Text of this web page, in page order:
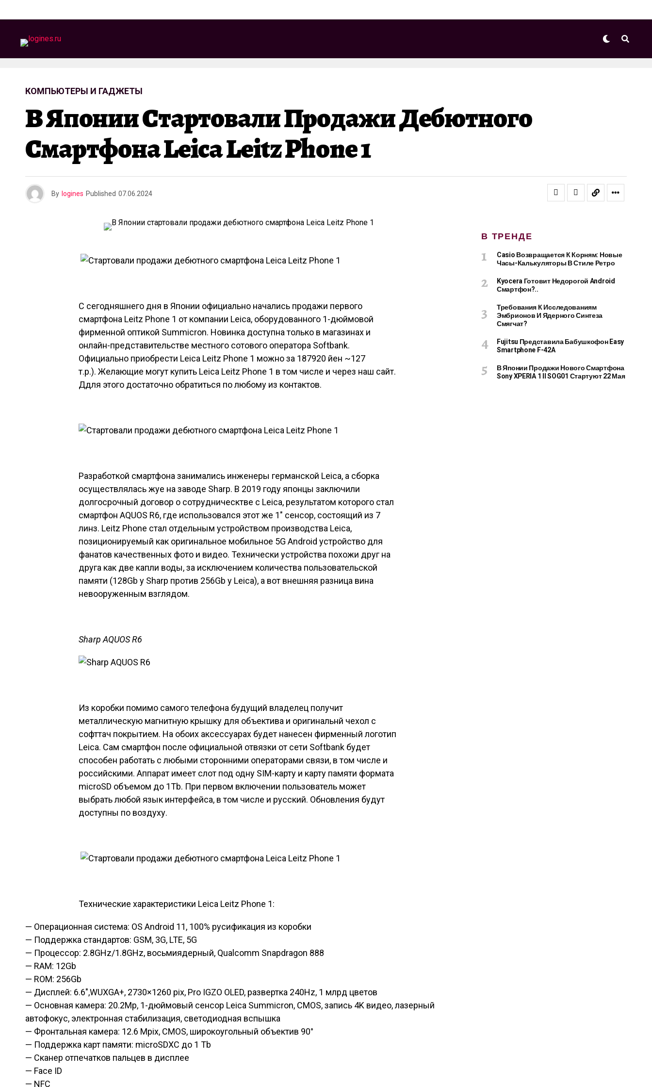
КОМПЬЮТЕРЫ И ГАДЖЕТЫ
В Японии Стартовали Продажи Дебютного
Смартфона Leica Leitz Phone 1
By logines Published 07.06.2024
С сегодняшнего дня в Японии официально начались продажи первого
смартфона Leitz Phone 1 от компании Leica, оборудованного 1-дюймовой
фирменной оптикой Summicron. Новинка доступна только в магазинах и
онлайн-представительстве местного сотового оператора Softbank.
Официально приобрести Leica Leitz Phone 1 можно за 187920 йен ~127
т.р.). Желающие могут купить Leica Leitz Phone 1 в том числе и через наш сайт.
Ддля этого достаточно обратиться по любому из контактов.
Разработкой смартфона занимались инженеры германской Leica, а сборка
осуществлялась жуе на заводе Sharp. В 2019 году японцы заключили
долгосрочный договор о сотрудническтве с Leica, результатом которого стал
смартфон AQUOS R6, где использовался этот же 1″ сенсор, состоящий из 7
линз. Leitz Phone стал отдельным устройством производства Leica,
позиционируемый как оригинальное мобильное 5G Android устройство для
фанатов качественных фото и видео. Технически устройства похожи друг на
друга как две капли воды, за исключением количества пользовательской
памяти (128Gb у Sharp против 256Gb у Leica), а вот внешняя разница вина
невооруженным взглядом.
Sharp AQUOS R6
Из коробки помимо самого телефона будущий владелец получит
металлическую магнитную крышку для объектива и оригинальнй чехол с
софттач покрытием. На обоих аксессуарах будет нанесен фирменный логотип
Leica. Сам смартфон после официальной отвязки от сети Softbank будет
способен работать с любыми сторонними операторами связи, в том числе и
российскими. Аппарат имеет слот под одну SIM-карту и карту памяти формата
microSD объемом до 1Tb. При первом включении пользователь может
выбрать любой язык интерфейса, в том числе и русский. Обновления будут
доступны по воздуху.
Технические характеристики Leica Leitz Phone 1:
— Операционная система: OS Android 11, 100% русификация из коробки
— Поддержка стандартов: GSM, 3G, LTE, 5G
— Процессор: 2.8GHz/1.8GHz, восьмиядерный, Qualcomm Snapdragon 888
— RAM: 12Gb
— ROM: 256Gb
— Дисплей: 6.6″,WUXGA+, 2730×1260 pix, Pro IGZO OLED, развертка 240Hz, 1 млрд цветов
— Основная камера: 20.2Mp, 1-дюймовый сенсор Leica Summicron, CMOS, запись 4K видео, лазерный
автофокус, электронная стабилизация, светодиодная вспышка
— Фронтальная камера: 12.6 Mpix, CMOS, широкоугольный объектив 90°
— Поддержка карт памяти: microSDXC до 1 Tb
— Сканер отпечатков пальцев в дисплее
— Face ID
— NFC
В ТРЕНДЕ
Casio Возвращается К Корням: Новые
Часы-Калькуляторы В Стиле Ретро
Kyocera Готовит Недорогой Android
Смартфон?..
Требования К Исследованиям
Эмбрионов И Ядерного Синтеза
Смягчат?
Fujitsu Представила Бабушкофон Easy
Smartphone F-42A
В Японии Продажи Нового Смартфона
Sony XPERIA 1 II SOG01 Стартуют 22 Мая